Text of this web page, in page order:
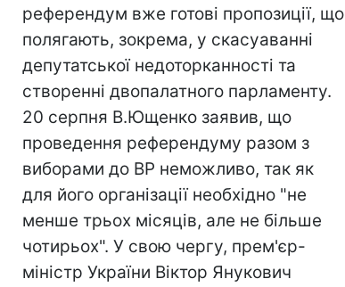
референдум вже готові пропозиції, що
полягають, зокрема, у скасуаванні
депутатської недоторканності та
створенні двопалатного парламенту.
20 серпня В.Ющенко заявив, що
проведення референдуму разом з
виборами до ВР неможливо, так як
для його організації необхідно "не
менше трьох місяців, але не більше
чотирьох". У свою чергу, прем'єр-
міністр України Віктор Янукович